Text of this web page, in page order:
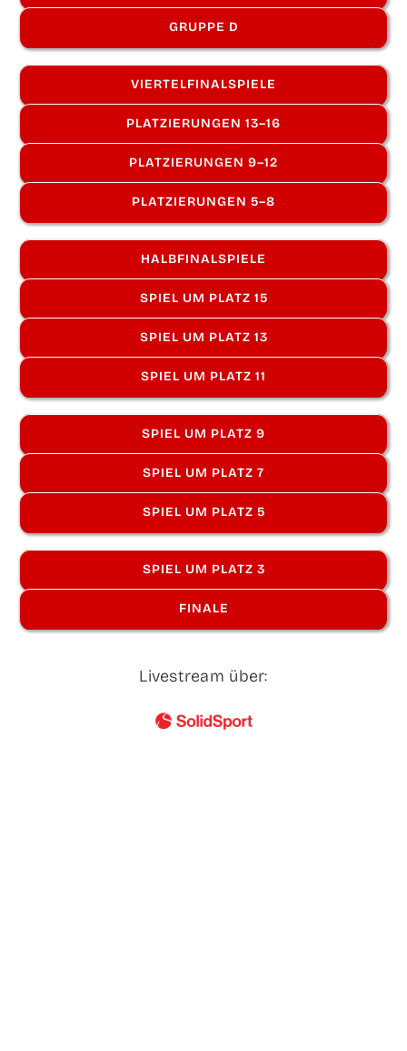
GRUP­PE D
VIER­TEL­FI­NAL­SPIE­LE
PLAT­ZIE­RUN­GEN 13–16
PLAT­ZIE­RUN­GEN 9–12
PLAT­ZIE­RUN­GEN 5–8
HALB­FI­NAL­SPIE­LE
SPIEL UM PLATZ 15
SPIEL UM PLATZ 13
SPIEL UM PLATZ 11
SPIEL UM PLATZ 9
SPIEL UM PLATZ 7
SPIEL UM PLATZ 5
SPIEL UM PLATZ 3
FINA­LE
Live­stream über: